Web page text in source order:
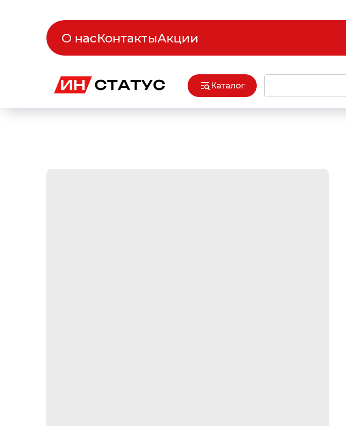
О насКонтактыАкции
Каталог